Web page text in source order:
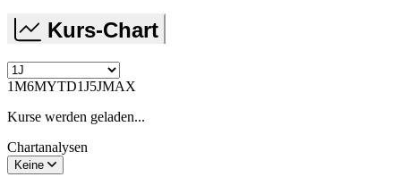
Kurs-Chart
1M6MYTD1J5JMAX
Kurse werden geladen...
Chartanalysen
Keine